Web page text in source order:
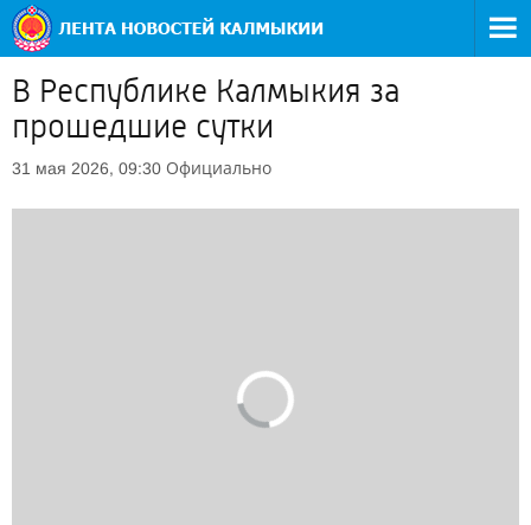
В Республике Калмыкия за
прошедшие сутки
31 мая 2026, 09:30 Официально